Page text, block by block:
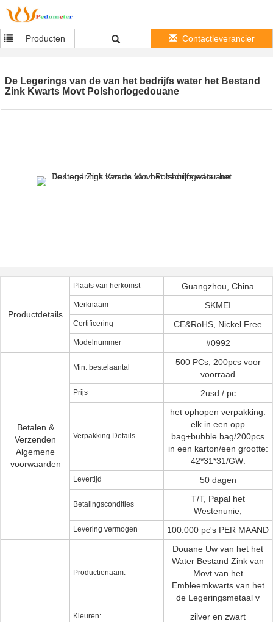
Producten Contactleverancier
De Legerings van de van het bedrijfs water het Bestand
Zink Kwarts Movt Polshorlogedouane
Productdetails
Plaats van herkomst Guangzhou, China
Merknaam SKMEI
Certificering CE&RoHS, Nickel Free
Modelnummer #0992
Betalen &
Verzenden
Algemene
voorwaarden
Min. bestelaantal
500 PCs, 200pcs voor
voorraad
Prijs 2usd / pc
Verpakking Details
het ophopen verpakking:
elk in een opp
bag+bubble bag/200pcs
in een karton/een grootte:
42*31*31/GW:
Levertijd 50 dagen
Betalingscondities
T/T, Papal het
Westenunie,
Levering vermogen 100.000 pc's PER MAAND
Productienaam:
Douane Uw van het het
Water Bestand Zink van
Movt van het
Embleemkwarts van het
de Legeringsmetaal v
Kleuren: zilver en zwart